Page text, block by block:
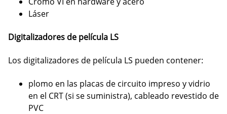
Láser
Digitalizadores de película LS
Los digitalizadores de película LS pueden contener:
plomo en las placas de circuito impreso y vidrio
en el CRT (si se suministra), cableado revestido de
PVC